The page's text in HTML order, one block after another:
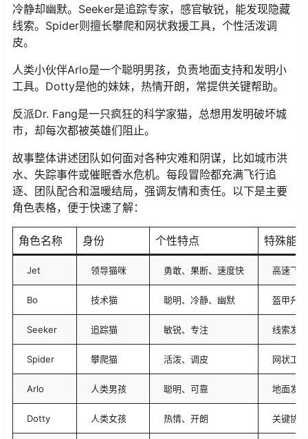
冷静却幽默。Seeker是追踪专家，感官敏锐，能发现隐藏
线索。Spider则擅长攀爬和网状救援工具，个性活泼调
皮。
人类小伙伴Arlo是一个聪明男孩，负责地面支持和发明小
工具。Dotty是他的妹妹，热情开朗，常提供关键帮助。
反派Dr. Fang是一只疯狂的科学家猫，总想用发明破坏城
市，却每次都被英雄们阻止。
故事整体讲述团队如何面对各种灾难和阴谋，比如城市洪
水、失踪事件或催眠香水危机。每段冒险都充满飞行追
逐、团队配合和温暖结局，强调友情和责任。以下是主要
角色表格，便于快速了解：
角色名称 身份 个性特点 特殊能力
Jet 领导猫咪 勇敢、果断、速度快 高速飞行
Bo 技术猫 聪明、冷静、幽默 盔甲升级
Seeker 追踪猫 敏锐、专注 线索发现
Spider 攀爬猫 活泼、调皮 网状工具
Arlo 人类男孩 聪明、可靠 地面发明
Dotty 人类女孩 热情、开朗 关键协助